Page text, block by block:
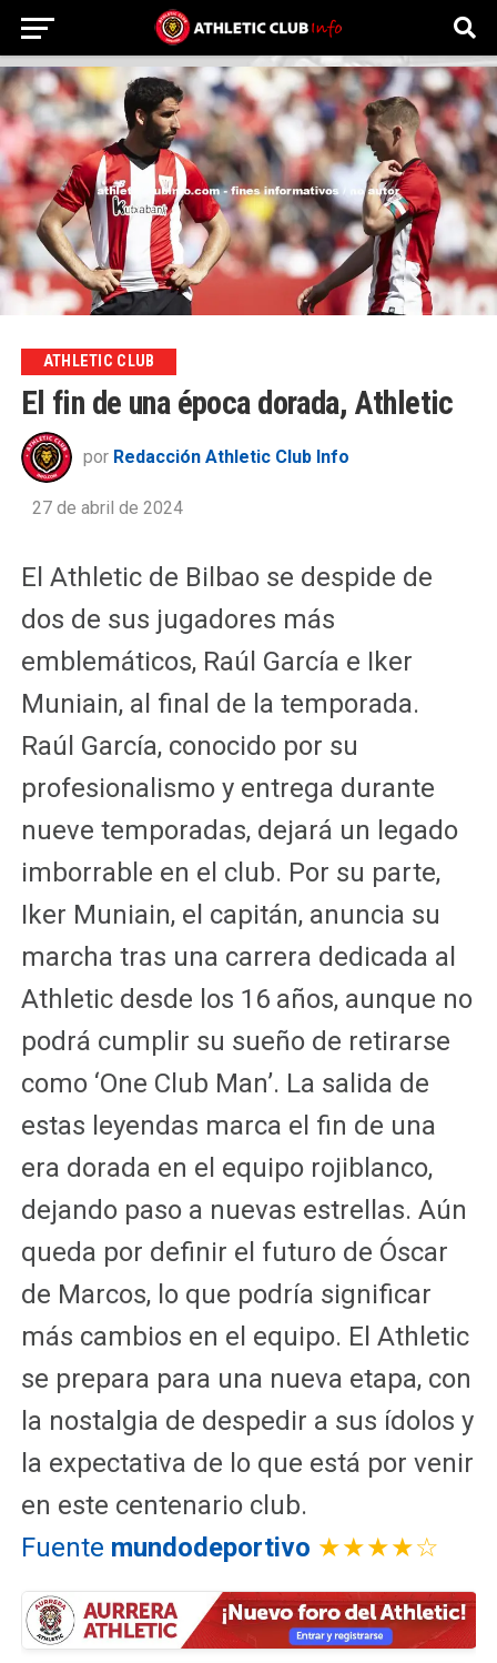
ATHLETIC CLUB
El fin de una época dorada, Athletic
por Redacción Athletic Club Info
27 de abril de 2024
El Athletic de Bilbao se despide de
dos de sus jugadores más
emblemáticos, Raúl García e Iker
Muniain, al final de la temporada.
Raúl García, conocido por su
profesionalismo y entrega durante
nueve temporadas, dejará un legado
imborrable en el club. Por su parte,
Iker Muniain, el capitán, anuncia su
marcha tras una carrera dedicada al
Athletic desde los 16 años, aunque no
podrá cumplir su sueño de retirarse
como ‘One Club Man’. La salida de
estas leyendas marca el fin de una
era dorada en el equipo rojiblanco,
dejando paso a nuevas estrellas. Aún
queda por definir el futuro de Óscar
de Marcos, lo que podría significar
más cambios en el equipo. El Athletic
se prepara para una nueva etapa, con
la nostalgia de despedir a sus ídolos y
la expectativa de lo que está por venir
en este centenario club.
Fuente mundodeportivo ★★★★☆